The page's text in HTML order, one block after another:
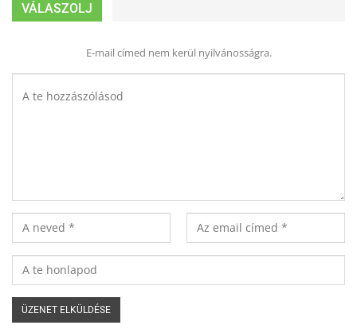
VÁLASZOLJ
E-mail címed nem kerül nyilvánosságra.